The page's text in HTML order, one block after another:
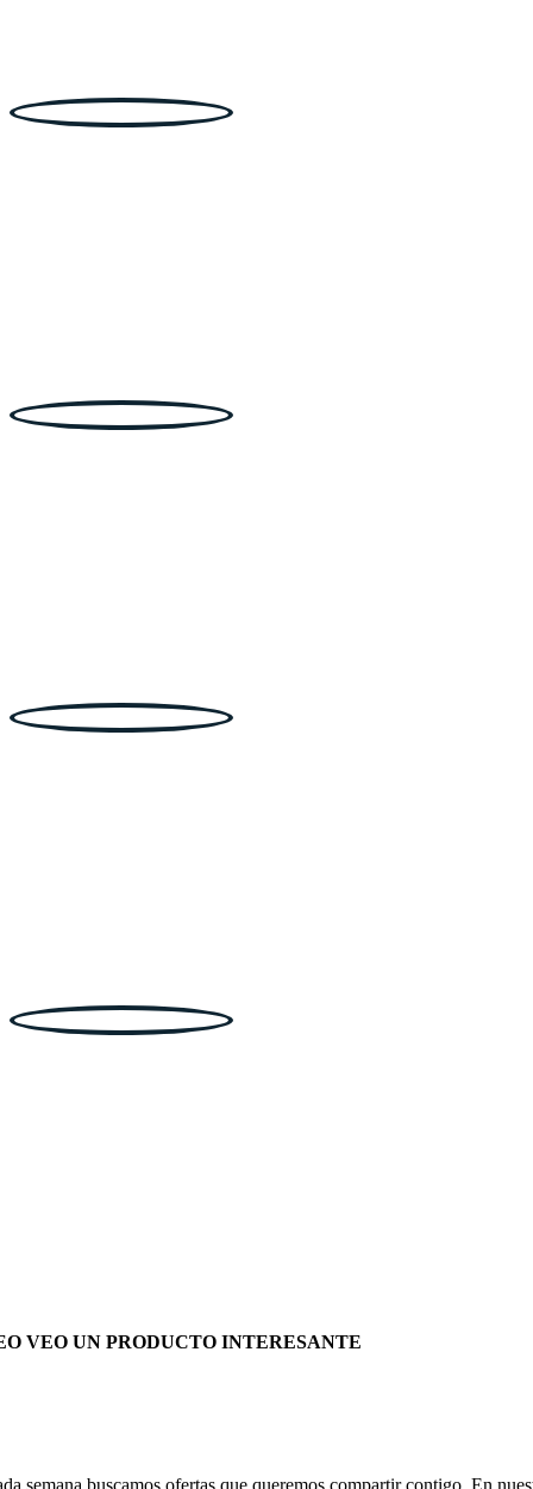
VEO UN PRODUCTO INTERESANTE
semana buscamos ofertas que queremos compartir contigo. En